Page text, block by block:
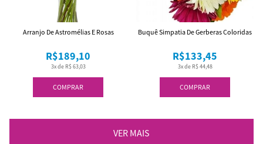
COMPRAR
3x de R$ 63,03
R$189,10
Arranjo De Astromélias E Rosas
COMPRAR
3x de R$ 44,48
R$133,45
Buquê Simpatia De Gerberas Coloridas
VER MAIS